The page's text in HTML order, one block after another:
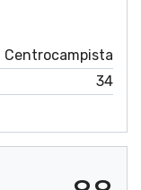
Centrocampista
34